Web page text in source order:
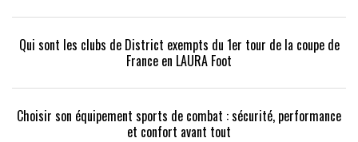
Qui sont les clubs de District exempts du 1er tour de la coupe de
France en LAURA Foot
Choisir son équipement sports de combat : sécurité, performance
et confort avant tout